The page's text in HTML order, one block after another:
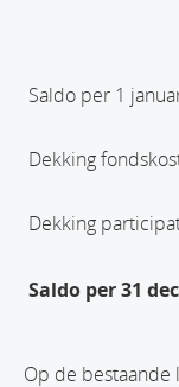
Saldo per 1
Dekking
Dekking
Saldo per 31
Op de bestaande